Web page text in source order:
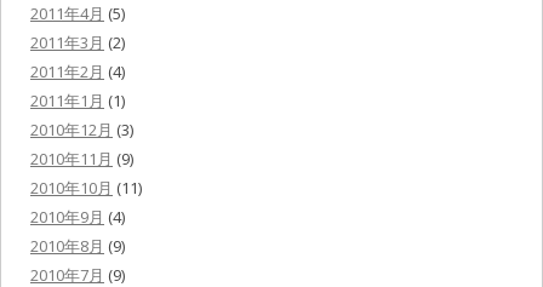
2011年4月 (5)
2011年3月 (2)
2011年2月 (4)
2011年1月 (1)
2010年12月 (3)
2010年11月 (9)
2010年10月 (11)
2010年9月 (4)
2010年8月 (9)
2010年7月 (9)